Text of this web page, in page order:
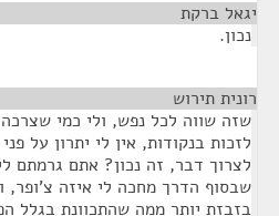
יגאל ברקת
נכון.
רונית תירוש
שזה שווה לכל נפש, ולי כמי
לזכות בנקודות, אין לי יתרון על
לצרוך דבר, זה נכון? אתם גרמתם
שבסוף הדרך מחכה לי איזה צ'ופר,
בזבזת יותר ממה שהתכוונת בגלל